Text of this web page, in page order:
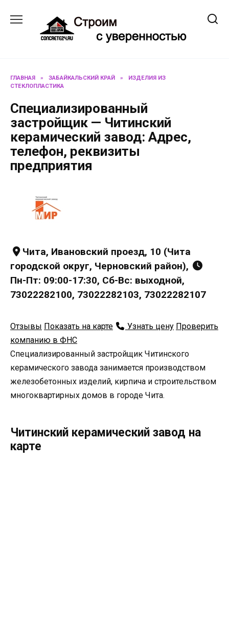
содержанию
ГЛАВНАЯ » ЗАБАЙКАЛЬСКИЙ КРАЙ »
ИЗДЕЛИЯ ИЗ
СТЕКЛОПЛАСТИКА
Специализированный
застройщик — Читинский
керамический завод: Адрес,
телефон, реквизиты
предприятия
Чита, Ивановский проезд, 10 (Чита
городской округ, Черновский район),
Пн-Пт: 09:00-17:30, Сб-Вс: выходной,
73022282100, 73022282103, 73022282107
Отзывы Показать на карте Узнать цену Проверить
компанию в ФНС
Специализированный застройщик Читинского
керамического завода занимается производством
железобетонных изделий, кирпича и строительством
многоквартирных домов в городе Чита.
Читинский керамический завод на
карте